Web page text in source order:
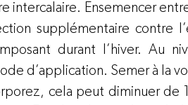
intercalaire. Ensemencer
supplémentaire contre
durant l’hiver. Au
d’application. Semer à la
cela peut diminuer